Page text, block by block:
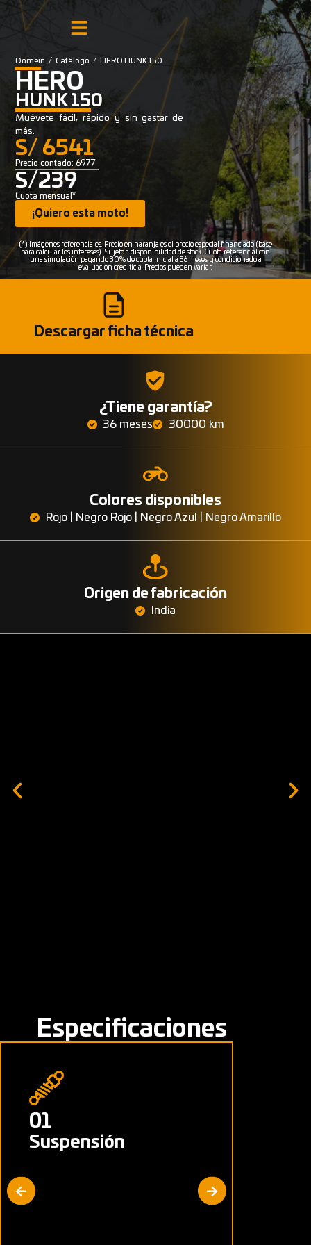
Domein / Catálogo / HERO HUNK 150
HERO
HUNK 150
Muévete fácil, rápido y sin gastar de
más.
S/ 6541
Precio contado: 6977
S/239
Cuota mensual*
¡Quiero esta moto!
(*) Imágenes referenciales. Precio en naranja es el precio especial financiado (base
para calcular los intereses). Sujeto a disponibilidad de stock. Cuota referencial con
una simulación pagando 30% de cuota inicial a 36 meses y condicionado a
evaluación crediticia. Precios pueden variar.
Descargar ficha técnica
¿Tiene garantía?
36 meses 30000 km
Colores disponibles
Rojo | Negro Rojo | Negro Azul | Negro Amarillo
Origen de fabricación
India
Especificaciones
01
Suspensión